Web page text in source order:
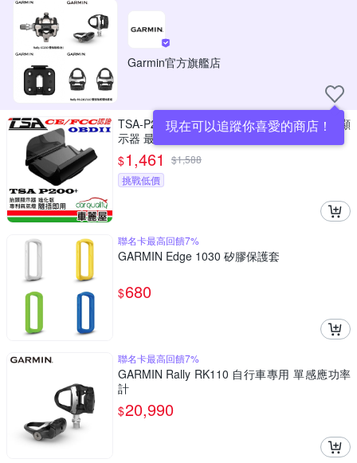
Garmin官方旗艦店
現在可以追蹤你喜愛的商店！
TSA-P200+ (OBD2) 進化版 專利氣氛燈 抬頭顯
示器 最高支援到時速300(車麗屋)
$1,461 $1,588
挑戰低價
聯名卡最高回饋7%
GARMIN Edge 1030 矽膠保護套
$680
聯名卡最高回饋7%
GARMIN Rally RK110 自行車專用 單感應功率
計
$20,990